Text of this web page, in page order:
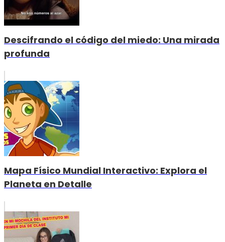
Descifrando el código del miedo: Una mirada
profunda
Mapa Físico Mundial Interactivo: Explora el
Planeta en Detalle